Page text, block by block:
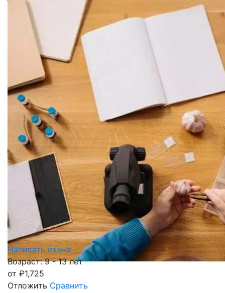
Написать отзыв
Возраст: 9 - 13 лет
от ₽1,725
Отложить Сравнить